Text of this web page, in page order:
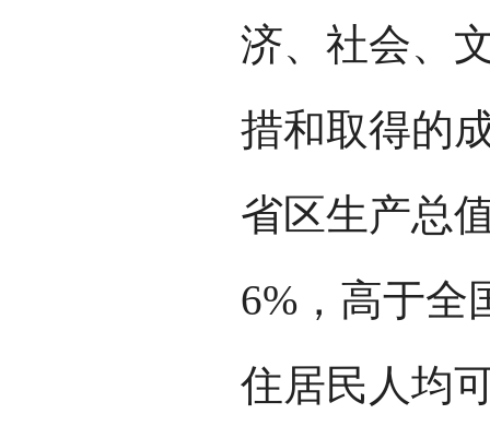
济、社会、
措和取得的
省区生产总
6%，高于全
住居民人均